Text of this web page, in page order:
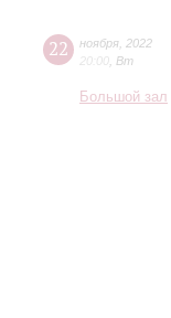
22 ноября 2022
20:00 Вт
Большой зал